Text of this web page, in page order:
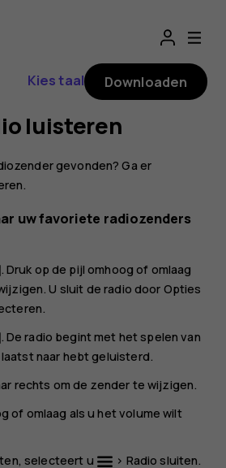
Kies taal Downloaden
luisteren
gevonden? Ga er
uw favoriete radiozenders
. Druk op de pijl omhoog of omlaag
U sluit de radio door Opties
. De radio begint met het spelen van
naar hebt geluisterd.
rechts om de zender te wijzigen.
of omlaag als u het volume wilt
selecteert u
> Radio sluiten.